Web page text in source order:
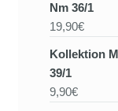
Nm 36/1
19,90€
Kollektion
39/1
9,90€